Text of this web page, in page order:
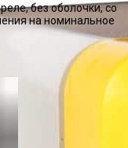
без оболочки, со
на номинальное